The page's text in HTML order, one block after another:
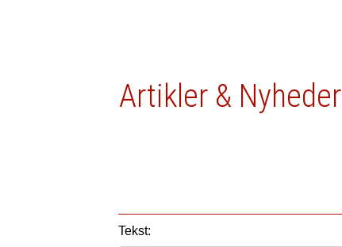
Artikler & Nyheder
Tekst: